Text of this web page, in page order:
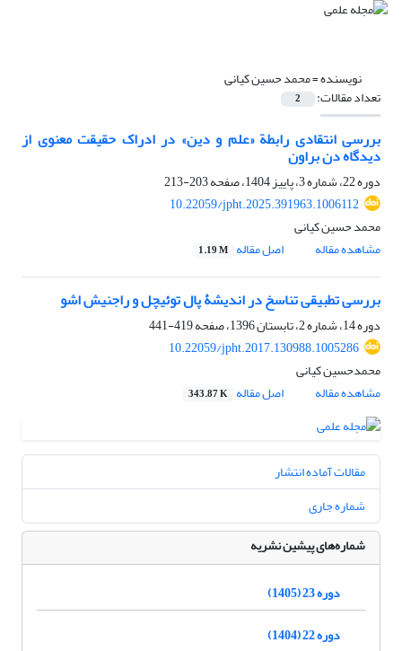
نویسنده =محمد حسین کیانی
تعداد مقالات: 2
بررسی انتقادی رابطة «علم و دین» در ادراک حقیقت ‌معنوی از
دیدگاه دن براون
دوره 22، شماره 3، پاییز 1404، صفحه
203-213
10.22059/jpht.2025.391963.1006112
محمد حسین کیانی
مشاهده مقاله
اصل مقاله 1.19 M
بررسی تطبیقی تناسخ در اندیشۀ پال توئیچل و راجنیش اشو
دوره 14، شماره 2، تابستان 1396، صفحه
419-441
10.22059/jpht.2017.130988.1005286
محمدحسین کیانی
مشاهده مقاله
اصل مقاله 343.87 K
مقالات آماده انتشار
شماره جاری
شماره‌های پیشین نشریه
دوره 23 (1405)
دوره 22 (1404)